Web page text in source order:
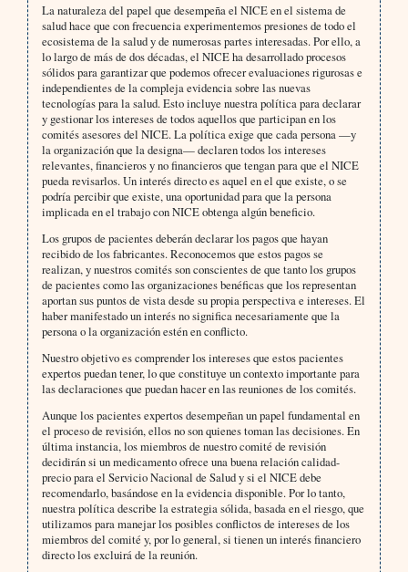
La naturaleza del papel que desempeña el NICE en el sistema de
salud hace que con frecuencia experimentemos presiones de todo el
ecosistema de la salud y de numerosas partes interesadas. Por ello, a
lo largo de más de dos décadas, el NICE ha desarrollado procesos
sólidos para garantizar que podemos ofrecer evaluaciones rigurosas e
independientes de la compleja evidencia sobre las nuevas
tecnologías para la salud. Esto incluye nuestra política para declarar
y gestionar los intereses de todos aquellos que participan en los
comités asesores del NICE. La política exige que cada persona —y
la organización que la designa— declaren todos los intereses
relevantes, financieros y no financieros que tengan para que el NICE
pueda revisarlos. Un interés directo es aquel en el que existe, o se
podría percibir que existe, una oportunidad para que la persona
implicada en el trabajo con NICE obtenga algún beneficio.
Los grupos de pacientes deberán declarar los pagos que hayan
recibido de los fabricantes. Reconocemos que estos pagos se
realizan, y nuestros comités son conscientes de que tanto los grupos
de pacientes como las organizaciones benéficas que los representan
aportan sus puntos de vista desde su propia perspectiva e intereses. El
haber manifestado un interés no significa necesariamente que la
persona o la organización estén en conflicto.
Nuestro objetivo es comprender los intereses que estos pacientes
expertos puedan tener, lo que constituye un contexto importante para
las declaraciones que puedan hacer en las reuniones de los comités.
Aunque los pacientes expertos desempeñan un papel fundamental en
el proceso de revisión, ellos no son quienes toman las decisiones. En
última instancia, los miembros de nuestro comité de revisión
decidirán si un medicamento ofrece una buena relación calidad-
precio para el Servicio Nacional de Salud y si el NICE debe
recomendarlo, basándose en la evidencia disponible. Por lo tanto,
nuestra política describe la estrategia sólida, basada en el riesgo, que
utilizamos para manejar los posibles conflictos de intereses de los
miembros del comité y, por lo general, si tienen un interés financiero
directo los excluirá de la reunión.